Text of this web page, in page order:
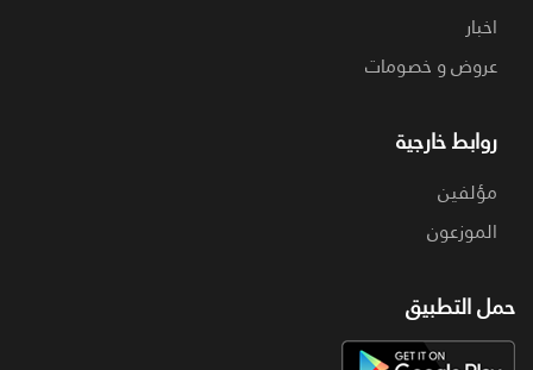
اخبار
عروض و خصومات
روابط خارجية
مؤلفين
الموزعون
حمل التطبيق